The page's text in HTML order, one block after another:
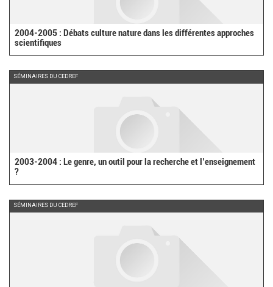
2004-2005 : Débats culture nature dans les différentes approches
scientifiques
SÉMINAIRES DU CEDREF
2003-2004 : Le genre, un outil pour la recherche et l’enseignement
?
SÉMINAIRES DU CEDREF